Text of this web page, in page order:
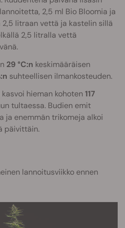
2,5 ml Bio Bloomia ja
litraan vettä ja kastelin sillä
2,5 litralla vettä
29 °C:n keskimääräisen
suhteellisen ilmankosteuden.
kasvoi hieman kohoten 117
tultaessa. Budien emit
ja enemmän trikomeja alkoi
päivittäin.
lannoitusviikko ennen